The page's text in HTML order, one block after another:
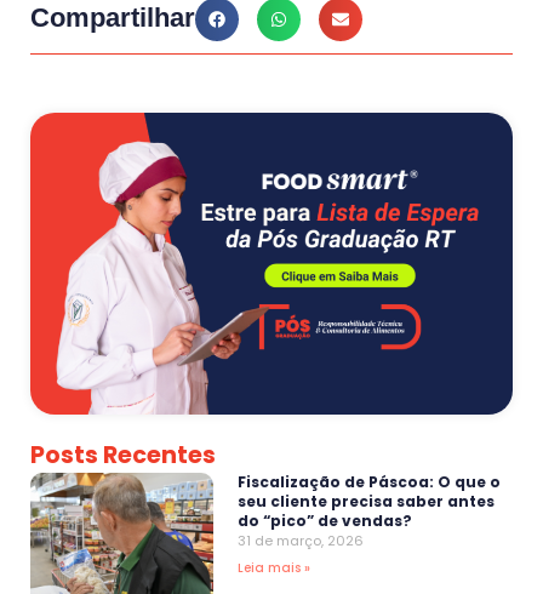
Compartilhar
Posts Recentes
Fiscalização de Páscoa: O que o
seu cliente precisa saber antes
do “pico” de vendas?
31 de março, 2026
Leia mais »